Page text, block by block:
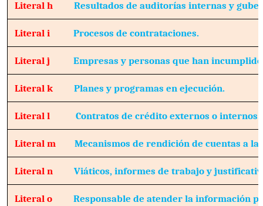
Literal hResultados de auditorías internas y
Literal iProcesos de contrataciones.
Literal jEmpresas y personas que han
Literal kPlanes y programas en ejecución.
Literal lContratos de crédito externos o internos.
Literal mMecanismos de rendición de cuentas a la
Literal nViáticos, informes de trabajo y
Literal oResponsable de atender la información